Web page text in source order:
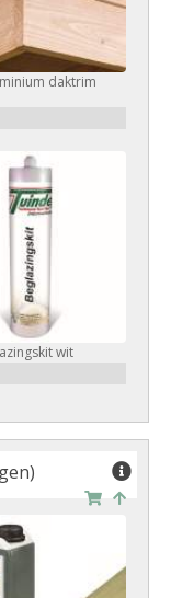
daktrim
wit